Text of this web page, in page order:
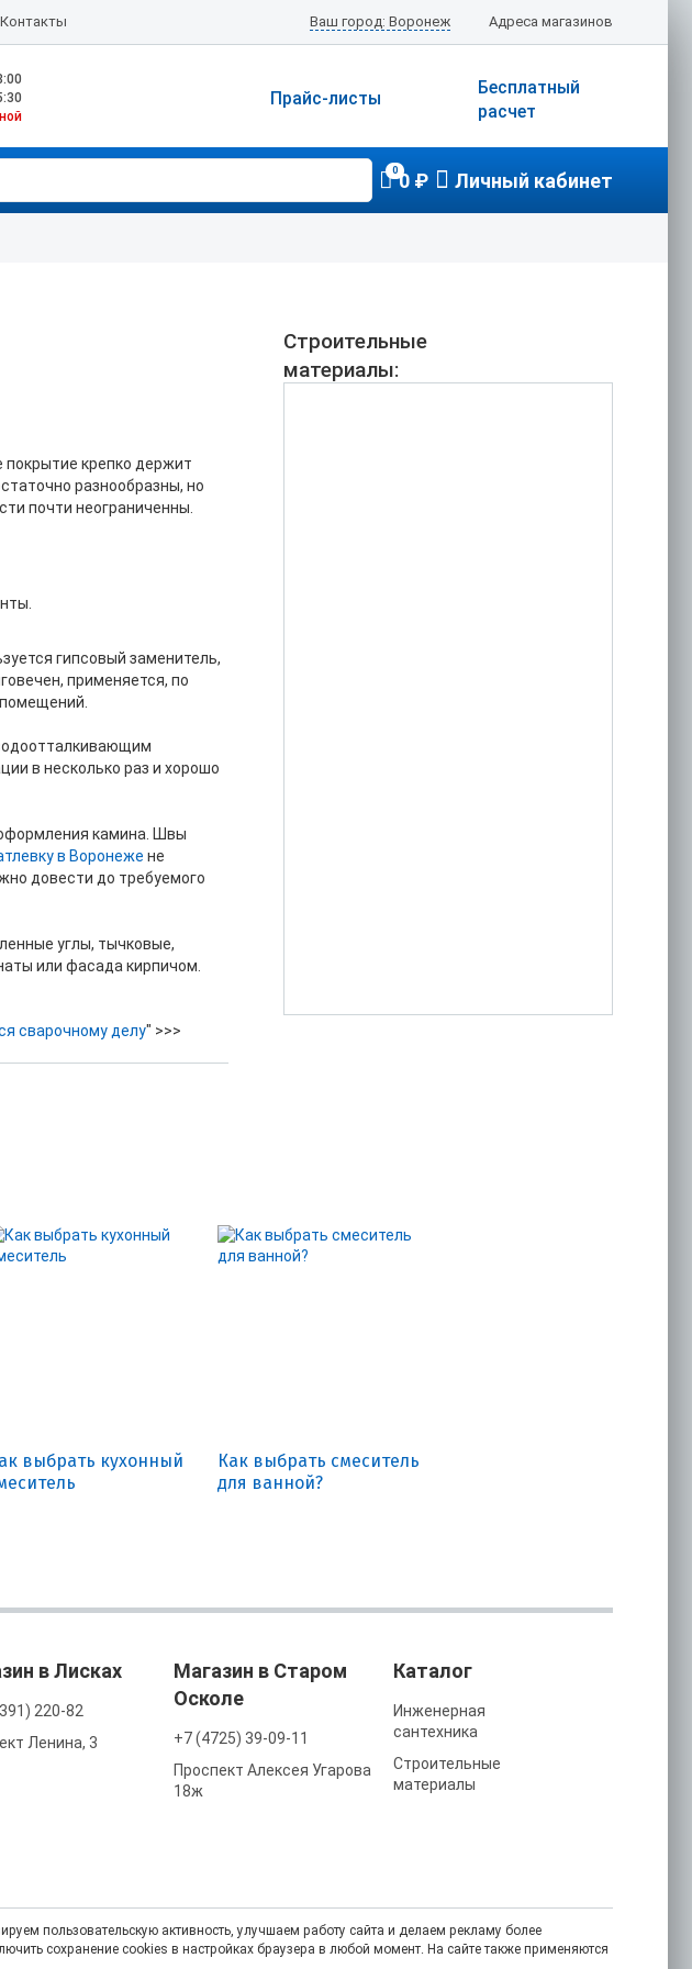
Контакты Адреса магазинов
Ваш город: Воронеж
Бесплатный
расчет
Прайс-листы
00 ₽ Личный кабинет
покрытие крепко держит
разнообразны, но
почти неограниченны.
гипсовый заменитель,
применяется, по
в несколько раз и хорошо
камина. Швы
в Воронеже не
довести до требуемого
углы, тычковые,
или фасада кирпичом.
сварочному делу" >>>
Строительные
материалы:
выбрать кухонный
Как выбрать смеситель
для ванной?
в Лисках
220-82
Ленина, 3
Магазин в Старом
Осколе
+7 (4725) 39-09-11
Проспект Алексея Угарова
18ж
Каталог
Инженерная
сантехника
Строительные
материалы
пользовательскую активность, улучшаем работу сайта и делаем рекламу более
сохранение cookies в настройках браузера в любой момент. На сайте также применяются